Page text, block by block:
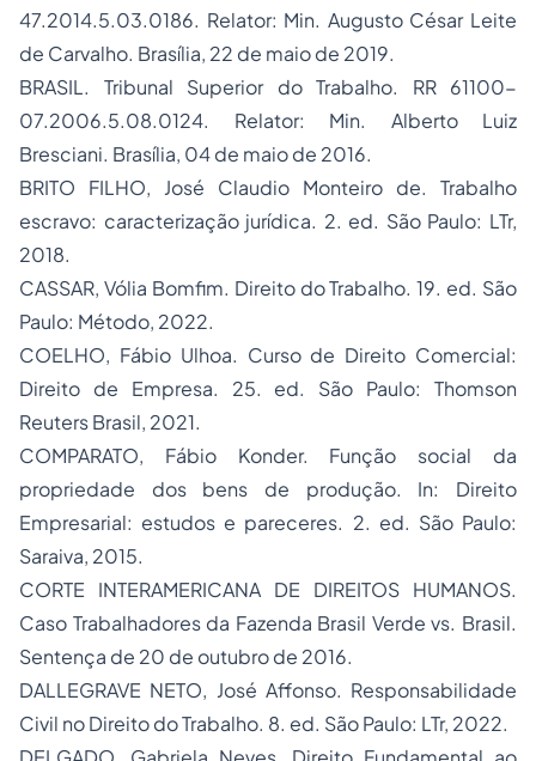
47.2014.5.03.0186. Relator: Min. Augusto César Leite
de Carvalho. Brasília, 22 de maio de 2019.
BRASIL. Tribunal Superior do Trabalho. RR 61100-
07.2006.5.08.0124. Relator: Min. Alberto Luiz
Bresciani. Brasília, 04 de maio de 2016.
BRITO FILHO, José Claudio Monteiro de. Trabalho
escravo: caracterização jurídica. 2. ed. São Paulo: LTr,
2018.
CASSAR, Vólia Bomfim. Direito do Trabalho. 19. ed. São
Paulo: Método, 2022.
COELHO, Fábio Ulhoa. Curso de Direito Comercial:
Direito de Empresa. 25. ed. São Paulo: Thomson
Reuters Brasil, 2021.
COMPARATO, Fábio Konder. Função social da
propriedade dos bens de produção. In: Direito
Empresarial: estudos e pareceres. 2. ed. São Paulo:
Saraiva, 2015.
CORTE INTERAMERICANA DE DIREITOS HUMANOS.
Caso Trabalhadores da Fazenda Brasil Verde vs. Brasil.
Sentença de 20 de outubro de 2016.
DALLEGRAVE NETO, José Affonso. Responsabilidade
Civil no Direito do Trabalho. 8. ed. São Paulo: LTr, 2022.